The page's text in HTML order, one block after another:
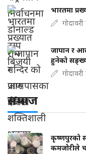
भारतमा
जापान र
हुनेको
समाज
कृष्णपुरको
कमजोरीले